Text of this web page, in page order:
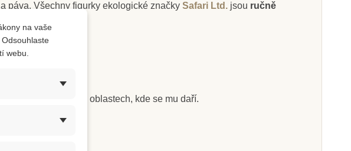
Safari Ltd. Tuba - Život na
páva. Všechny figurky ekologické značky Safari Ltd. jsou ručně
ovoce v tropických oblastech, kde se mu daří.
na vaše
webu.